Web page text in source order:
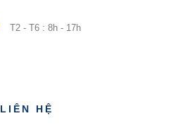
T2 - T6 : 8h - 17h
LIÊN HỆ